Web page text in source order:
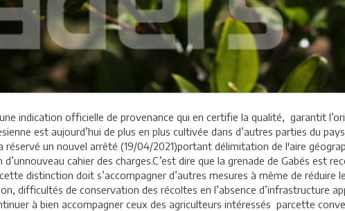
indication officielle de provenance qui en certifie la qualité, garantit
est aujourd’hui de plus en plus cultivée dans d’autres parties du
un nouvel arrêté (19/04/2021)portant délimitation de l'aire
cahier des charges.C’est dire que la grenade de Gabés est
distinction doit s’accompagner d’autres mesures à même de réduire
difficultés de conservation des récoltes en l’absence d’infrastructure
à bien accompagner ceux des agriculteurs intéressés parcette